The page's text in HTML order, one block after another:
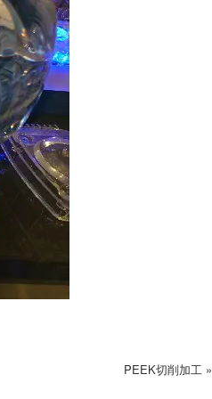
PEEK切削加工 »